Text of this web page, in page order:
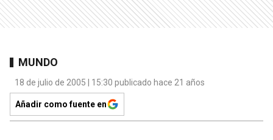
MUNDO
18 de julio de 2005 | 15:30 publicado hace 21 años
Añadir como fuente en